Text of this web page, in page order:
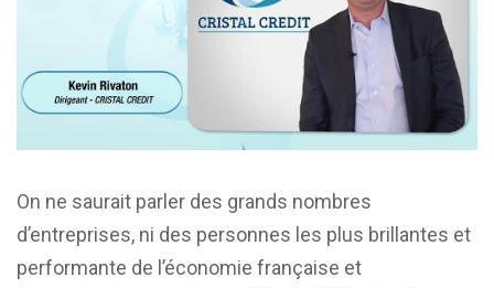
On ne saurait parler des grands nombres
d’entreprises, ni des personnes les plus brillantes et
performante de l’économie française et